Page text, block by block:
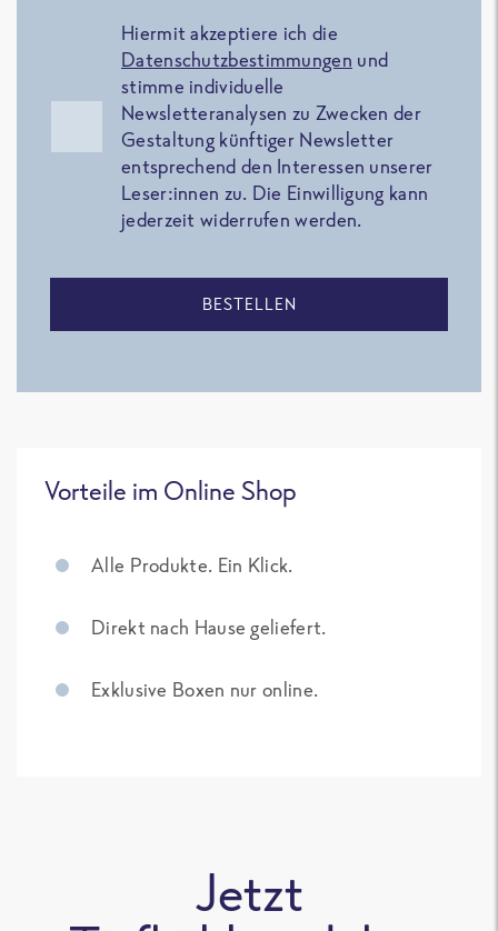
Hiermit akzeptiere ich die
Datenschutzbestimmungen und
stimme individuelle
Newsletteranalysen zu Zwecken der
Gestaltung künftiger Newsletter
entsprechend den Interessen unserer
Leser:innen zu. Die Einwilligung kann
jederzeit widerrufen werden.
BESTELLEN
Vorteile im Online Shop
Alle Produkte. Ein Klick.
Direkt nach Hause geliefert.
Exklusive Boxen nur online.
Jetzt